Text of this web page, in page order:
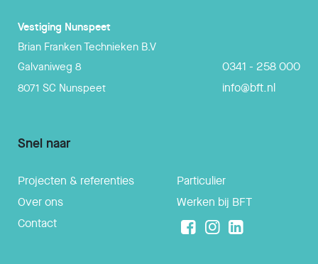
Vestiging Nunspeet
Brian Franken Technieken B.V
Galvaniweg 8
8071 SC Nunspeet
0341 - 258 000
info@bft.nl
Snel naar
Projecten & referenties
Particulier
Over ons
Werken bij BFT
Contact